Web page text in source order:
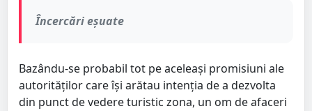
Încercări eșuate
Bazându-se probabil tot pe aceleași promisiuni ale
autorităților care își arătau intenția de a dezvolta
din punct de vedere turistic zona, un om de afaceri